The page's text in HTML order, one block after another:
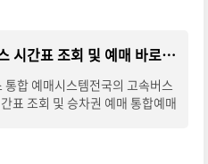
고속 시외버스 시간표 조회 및 예매 바로가기
합 예매시스템전국의 고속버스
표 조회 및 승차권 예매 통합예매